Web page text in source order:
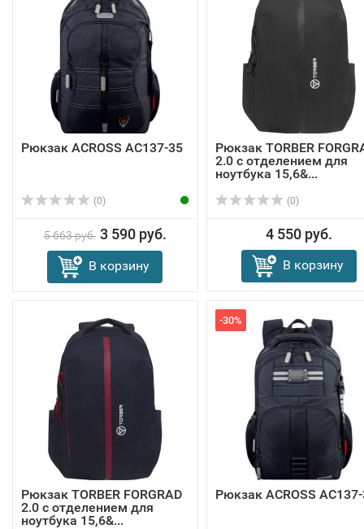
Рюкзак ACROSS AC137-35
(0)
5 663 руб. 3 590 руб.
В корзину
Рюкзак TORBER
2.0 с отделением для
ноутбука 15,6&...
(0)
4 550 руб.
В корзину
Рюкзак TORBER FORGRAD
2.0 с отделением для
ноутбука 15,6&...
-30%
Рюкзак ACROSS